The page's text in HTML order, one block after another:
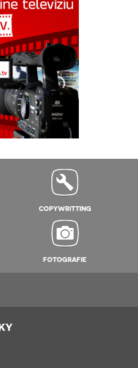
COPYWRITTING
FOTOGRAFIE